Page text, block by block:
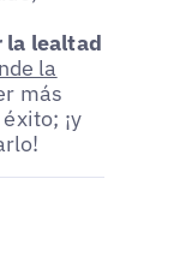
la lealtad
la
más
¡y